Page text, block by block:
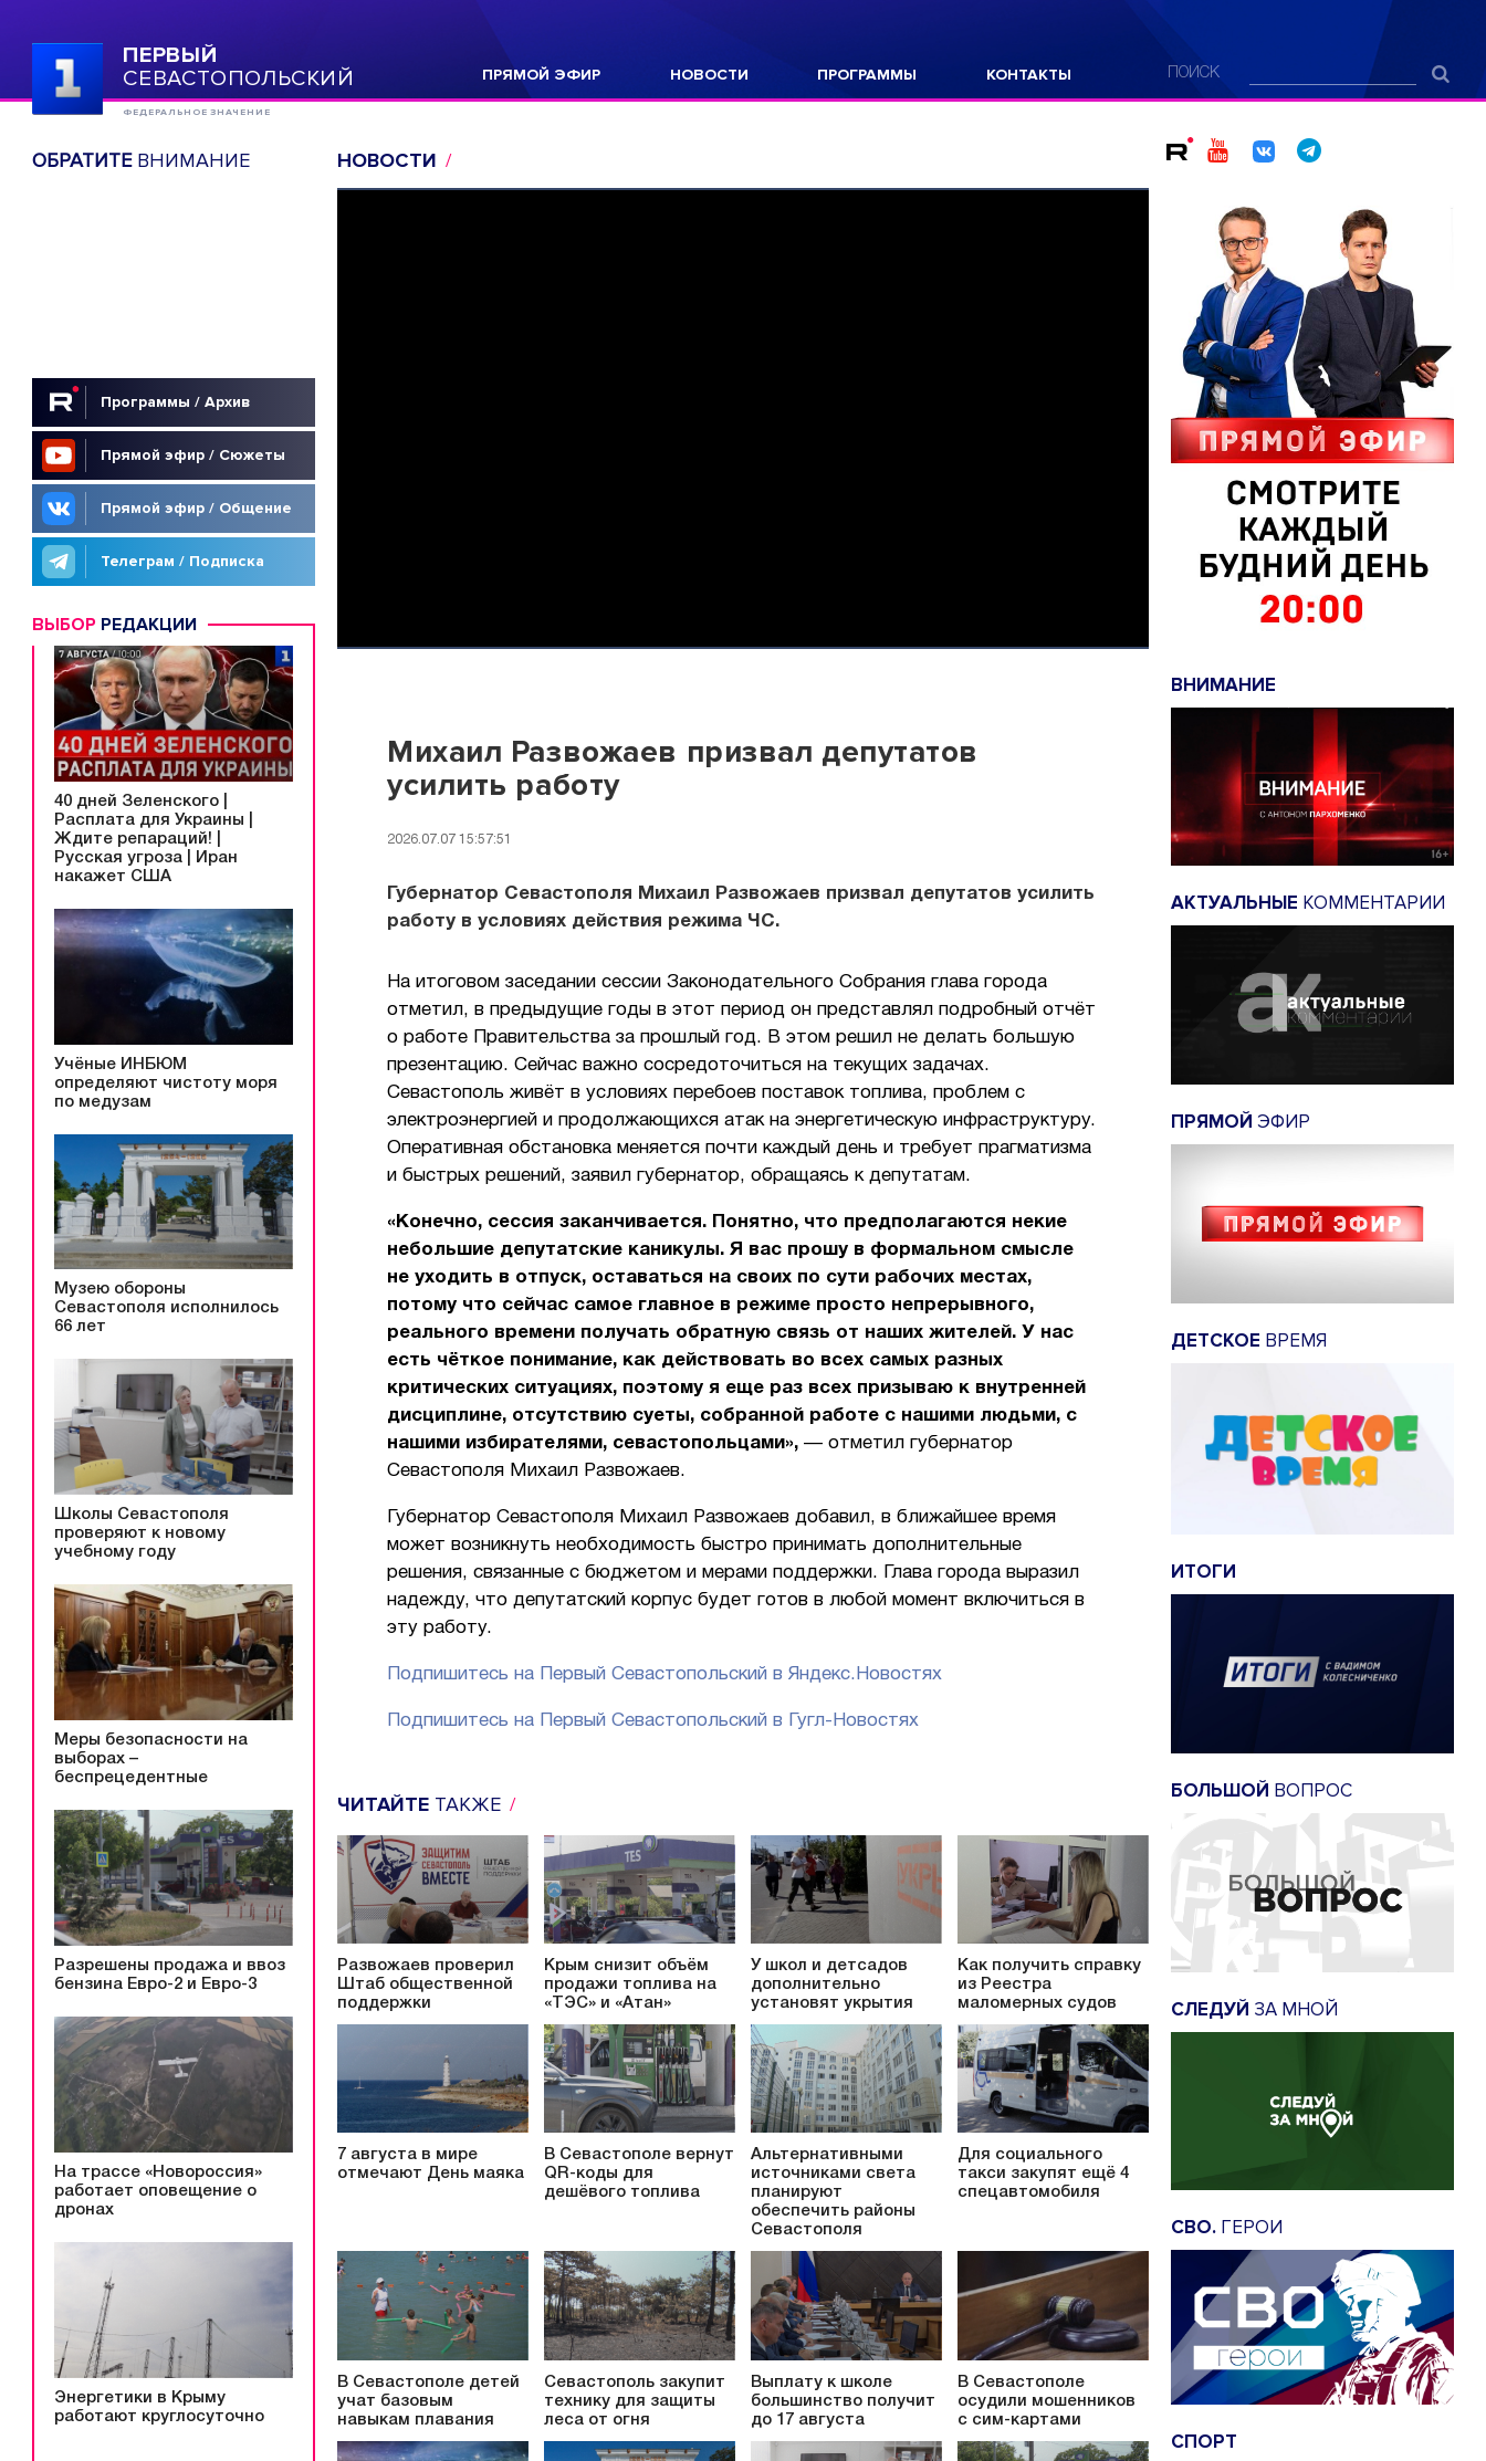
ПЕРВЫЙ
СЕВАСТОПОЛЬСКИЙ
ФЕДЕРАЛЬНОЕ ЗНАЧЕНИЕ
ПРЯМОЙ ЭФИР НОВОСТИ ПРОГРАММЫ КОНТАКТЫ ПОИСК
ОБРАТИТЕВНИМАНИЕ
Программы / Архив
Прямой эфир / Сюжеты
Прямой эфир / Общение
Телеграм / Подписка
ВЫБОР РЕДАКЦИИ
40 дней Зеленского |
Расплата для Украины |
Ждите репараций! |
Русская угроза | Иран
накажет США
Учёные ИНБЮМ
определяют чистоту моря
по медузам
Музею обороны
Севастополя исполнилось
66 лет
Школы Севастополя
проверяют к новому
учебному году
Меры безопасности на
выборах –
беспрецедентные
Разрешены продажа и ввоз
бензина Евро-2 и Евро-3
На трассе «Новороссия»
работает оповещение о
дронах
Энергетики в Крыму
работают круглосуточно
НОВОСТИ
Михаил Развожаев призвал депутатов
усилить работу
2026.07.07 15:57:51
Губернатор Севастополя Михаил Развожаев призвал депутатов усилить
работу в условиях действия режима ЧС.
На итоговом заседании сессии Законодательного Собрания глава города
отметил, в предыдущие годы в этот период он представлял подробный отчёт
о работе Правительства за прошлый год. В этом решил не делать большую
презентацию. Сейчас важно сосредоточиться на текущих задачах.
Севастополь живёт в условиях перебоев поставок топлива, проблем с
электроэнергией и продолжающихся атак на энергетическую инфраструктуру.
Оперативная обстановка меняется почти каждый день и требует прагматизма
и быстрых решений, заявил губернатор, обращаясь к депутатам.
«Конечно, сессия заканчивается. Понятно, что предполагаются некие
небольшие депутатские каникулы. Я вас прошу в формальном смысле
не уходить в отпуск, оставаться на своих по сути рабочих местах,
потому что сейчас самое главное в режиме просто непрерывного,
реального времени получать обратную связь от наших жителей. У нас
есть чёткое понимание, как действовать во всех самых разных
критических ситуациях, поэтому я еще раз всех призываю к внутренней
дисциплине, отсутствию суеты, собранной работе с нашими людьми, с
нашими избирателями, севастопольцами», — отметил губернатор
Севастополя Михаил Развожаев.
Губернатор Севастополя Михаил Развожаев добавил, в ближайшее время
может возникнуть необходимость быстро принимать дополнительные
решения, связанные с бюджетом и мерами поддержки. Глава города выразил
надежду, что депутатский корпус будет готов в любой момент включиться в
эту работу.
Подпишитесь на Первый Севастопольский в Яндекс.Новостях
Подпишитесь на Первый Севастопольский в Гугл-Новостях
ЧИТАЙТЕ ТАКЖЕ
Развожаев проверил
Штаб общественной
поддержки
Крым снизит объём
продажи топлива на
«ТЭС» и «Атан»
У школ и детсадов
дополнительно
установят укрытия
Как получить справку
из Реестра
маломерных судов
7 августа в мире
отмечают День маяка
В Севастополе вернут
QR-коды для
дешёвого топлива
Альтернативными
источниками света
планируют
обеспечить районы
Севастополя
Для социального
такси закупят ещё 4
спецавтомобиля
В Севастополе детей
учат базовым
навыкам плавания
Севастополь закупит
технику для защиты
леса от огня
Выплату к школе
большинство получит
до 17 августа
В Севастополе
осудили мошенников
с сим-картами
ВНИМАНИЕ
АКТУАЛЬНЫЕ КОММЕНТАРИИ
ПРЯМОЙ ЭФИР
ДЕТСКОЕ ВРЕМЯ
ИТОГИ
БОЛЬШОЙ ВОПРОС
СЛЕДУЙ ЗА МНОЙ
СВО. ГЕРОИ
СПОРТ